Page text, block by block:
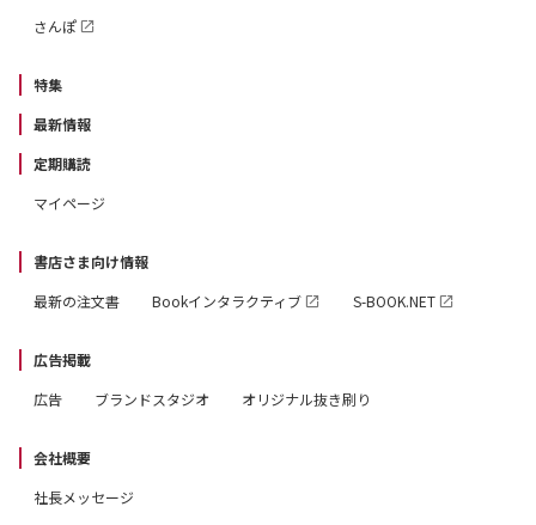
さんぽ
特集
最新情報
定期購読
マイページ
書店さま向け情報
最新の注文書
Bookインタラクティブ S-BOOK.NET
広告掲載
広告
ブランドスタジオ オリジナル抜き刷り
会社概要
社長メッセージ